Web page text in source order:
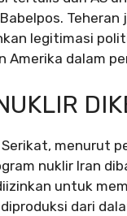
legitimasi
Amerika dalam
menurut
nuklir Iran
untuk
dari